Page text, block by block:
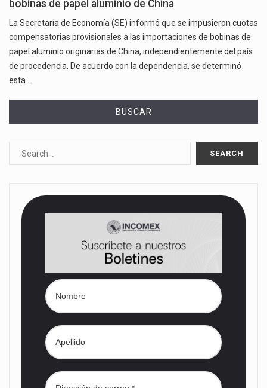
bobinas de papel aluminio de China
La Secretaría de Economía (SE) informó que se impusieron cuotas
compensatorias provisionales a las importaciones de bobinas de
papel aluminio originarias de China, independientemente del país
de procedencia. De acuerdo con la dependencia, se determinó
esta…
BUSCAR